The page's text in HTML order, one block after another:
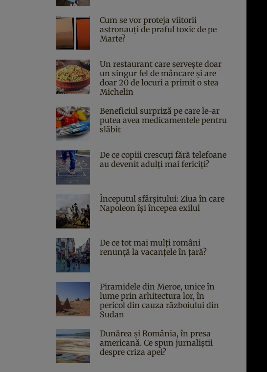
Cum se vor proteja viitorii
astronauți de praful toxic de pe
Marte?
Un restaurant care servește doar
un singur fel de mâncare și are
doar 20 de locuri a primit o stea
Michelin
Beneficiul surpriză pe care le-ar
putea avea medicamentele pentru
slăbit
De ce copiii crescuți fără telefoane
au devenit adulți mai fericiți?
Începutul sfârşitului: Ziua în care
Napoleon îşi începea exilul
De ce tot mai mulți români
renunță la vacanțele în țară?
Piramidele din Meroe, unice în
lume prin arhitectura lor, în
pericol din cauza războiului din
Sudan
Dunărea și România, în presa
americană. Ce spun jurnaliștii
despre criza apei?